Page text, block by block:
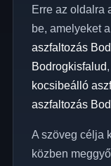
Erre az oldalra
be, amelyeket
aszfaltozás
Bodrogkisfalud,
kocsibeálló
aszfaltozás
A szöveg célja
közben